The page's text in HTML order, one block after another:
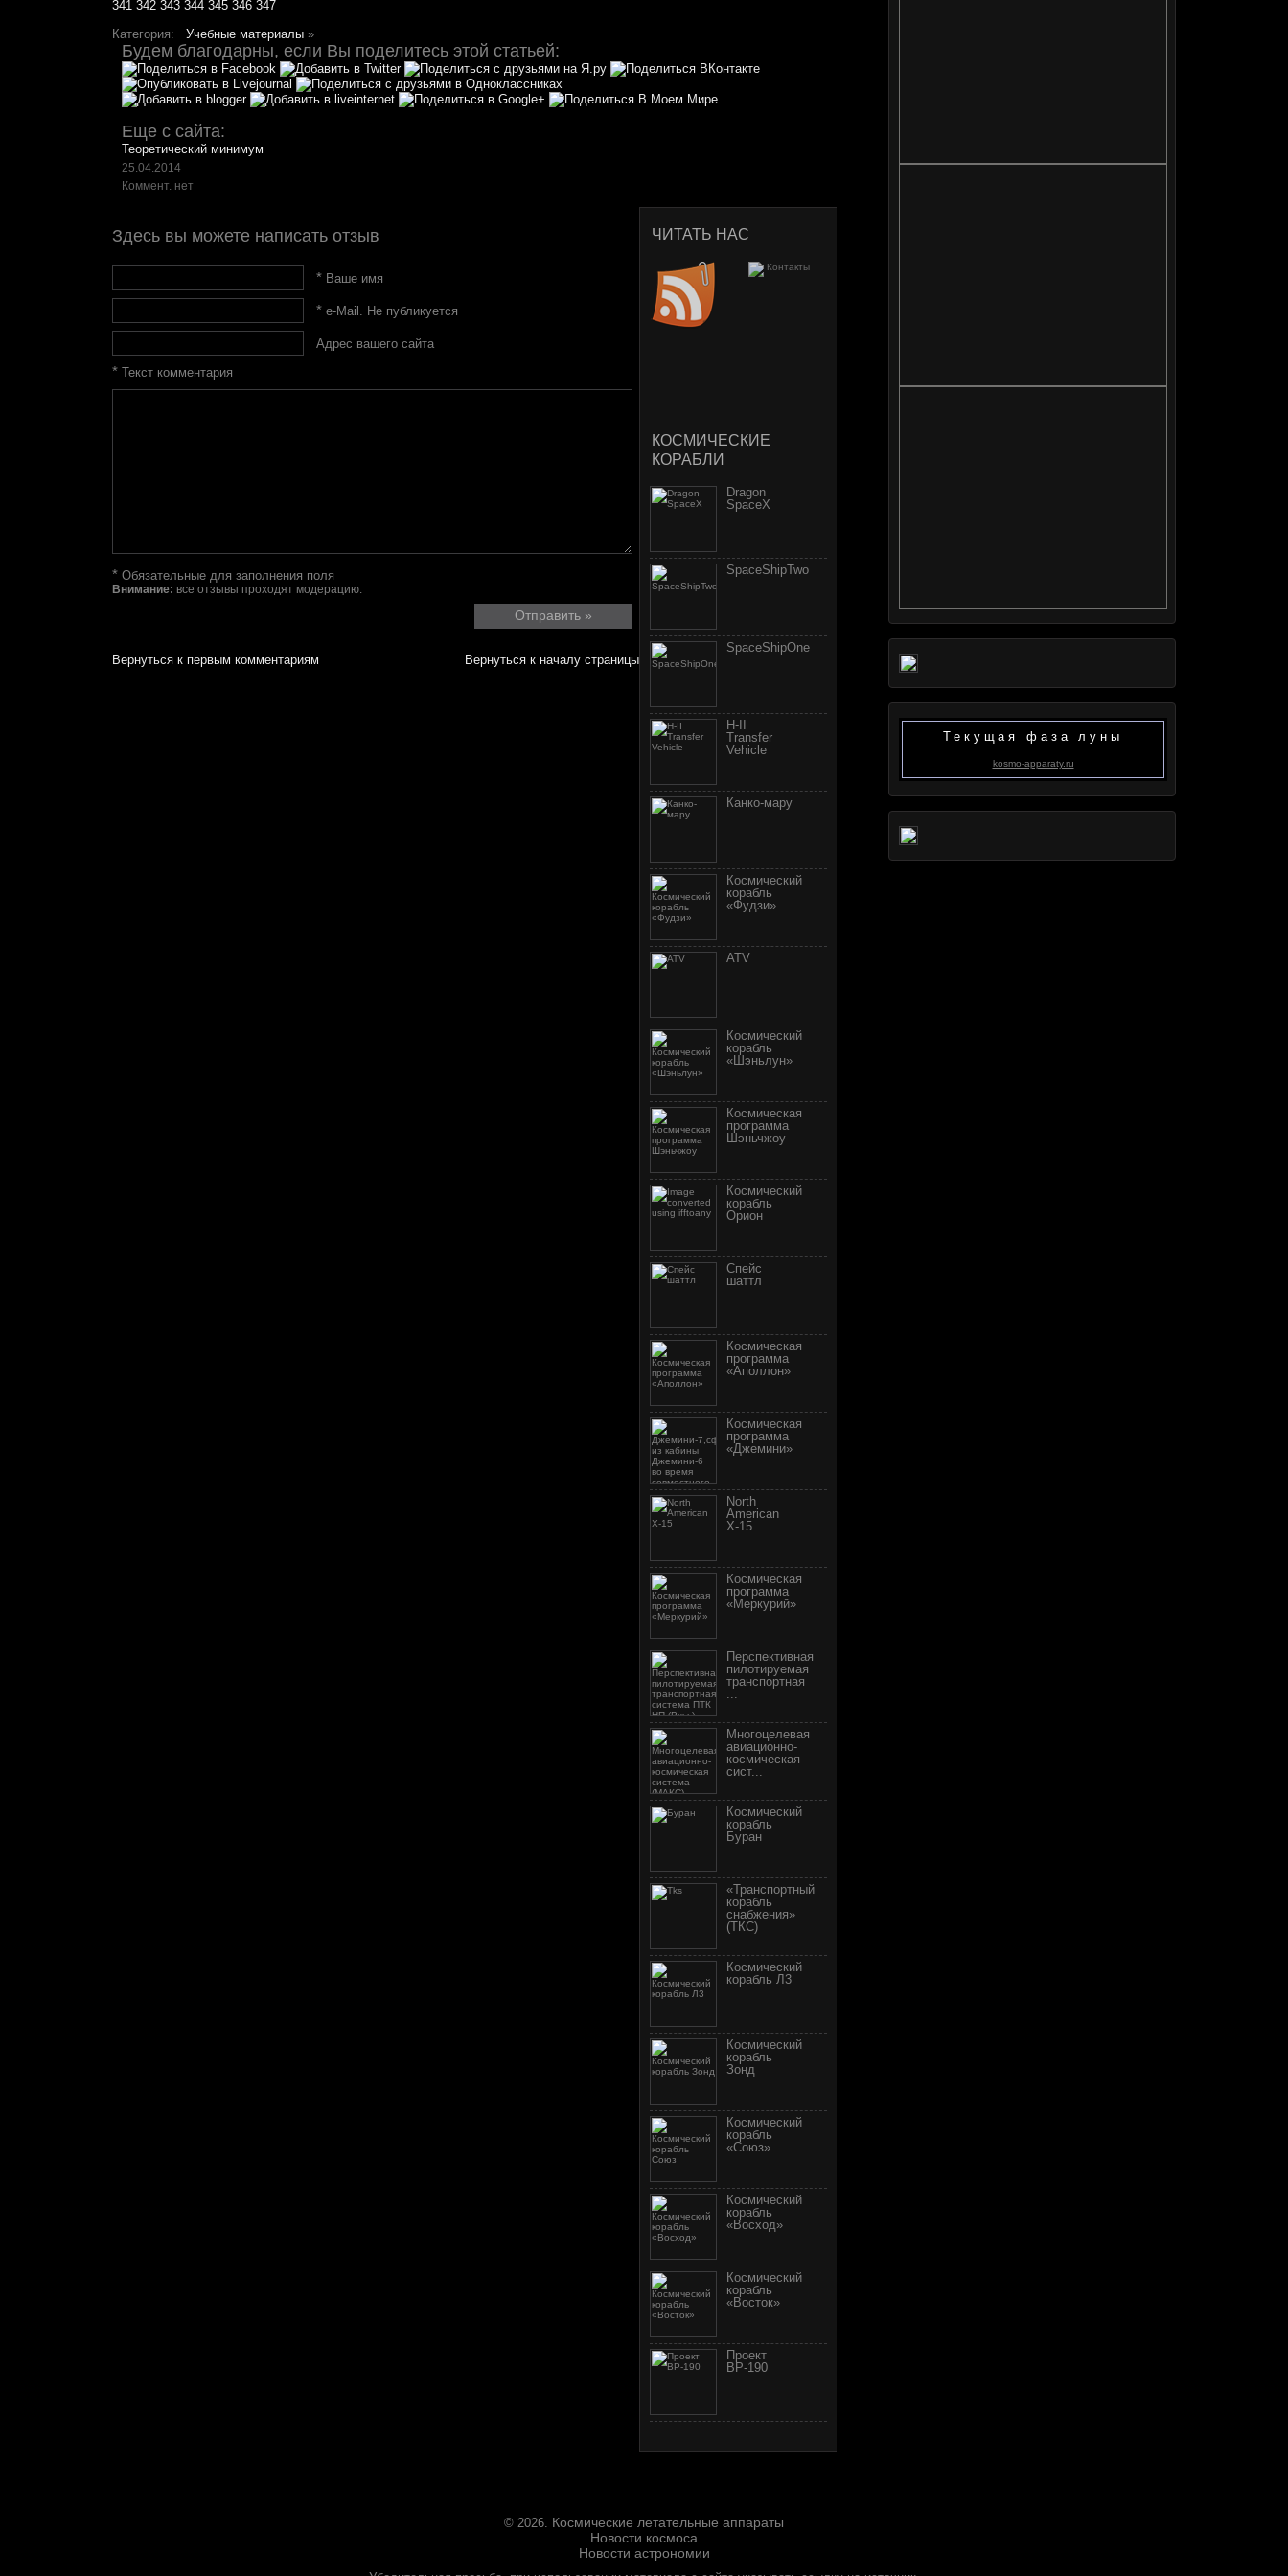
341 342 343 344 345 346 347
Категория: Учебные материалы »
Будем благодарны, если Вы поделитесь этой статьей:
Еще с сайта:
Теоретический минимум
25.04.2014
Коммент. нет
Здесь вы можете написать отзыв
*Ваше имя
*e-Mail. Не публикуется
Адрес вашего сайта
* Текст комментария
* Обязательные для заполнения поля
Внимание: все отзывы проходят модерацию.
Вернуться к первым комментариям Вернуться к началу страницы
ЧИТАТЬ НАС
КОСМИЧЕСКИЕ
КОРАБЛИ
Dragon
SpaceX
SpaceShipTwo
SpaceShipOne
H-II
Transfer
Vehicle
Канко-мару
Космический
корабль
«Фудзи»
АТV
Космический
корабль
«Шэньлун»
Космическая
программа
Шэньчжоу
Космический
корабль
Орион
Спейс
шаттл
Космическая
программа
«Аполлон»
Космическая
программа
«Джемини»
North
American
X-15
Космическая
программа
«Меркурий»
Перспективная
пилотируемая
транспортная
...
Многоцелевая
авиационно-
космическая
сист...
Космический
корабль
Буран
«Транспортный
корабль
снабжения»
(ТКС)
Космический
корабль Л3
Космический
корабль
Зонд
Космический
корабль
«Союз»
Космический
корабль
«Восход»
Космический
корабль
«Восток»
Проект
ВР-190
Текущая фаза луны
kosmo-apparaty.ru
© 2026. Космические летательные аппараты
Новости космоса
Новости астрономии